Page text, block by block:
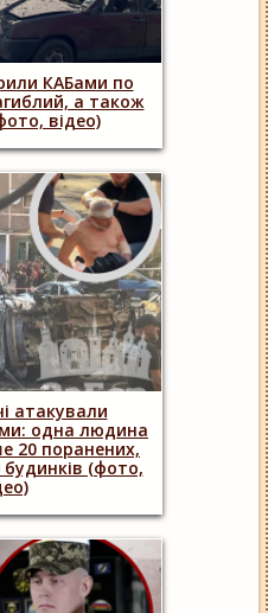
КАБами по
а також
відео)
атакували
одна людина
20 поранених,
(фото,